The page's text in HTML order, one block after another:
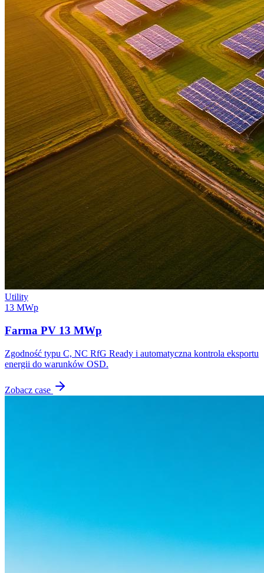
Utility
13 MWp
Farma PV 13 MWp
Zgodność typu C, NC RfG Ready i automatyczna kontrola eksportu
energii do warunków OSD.
Zobacz case